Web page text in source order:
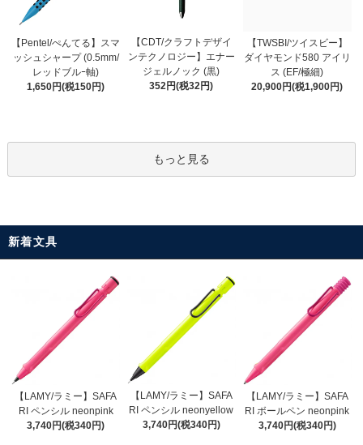
【Pentel/ぺんてる】スマ
ッシュシャープ (0.5mm/
レッドブルｰ軸)
1,650円(税150円)
【CDT/クラフトデザイ
ンテクノロジー】エナー
ジェルノック (黒)
352円(税32円)
【TWSBI/ツイスビー】
ダイヤモンド580 アイリ
ス (EF/極細)
20,900円(税1,900円)
もっと見る
新着文具
【LAMY/ラミー】SAFA
RI ペンシル neonpink
3,740円(税340円)
【LAMY/ラミー】SAFA
RI ペンシル neonyellow
3,740円(税340円)
【LAMY/ラミー】SAFA
RI ボールペン neonpink
3,740円(税340円)